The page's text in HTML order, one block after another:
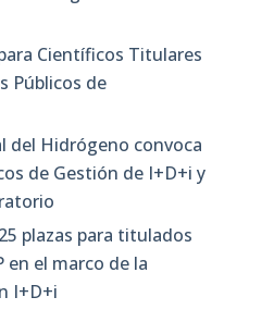
Científicos Titulares
Públicos de
del Hidrógeno convoca
de Gestión de I+D+i y
plazas para titulados
en el marco de la
I+D+i